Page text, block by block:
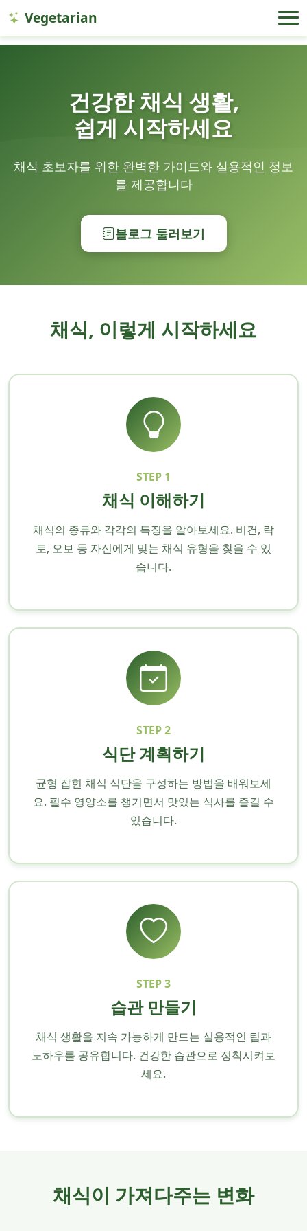
Vegetarian
건강한 채식 생활,
쉽게 시작하세요
채식 초보자를 위한 완벽한 가이드와 실용적인 정보
를 제공합니다
블로그 둘러보기
채식, 이렇게 시작하세요
STEP 1
채식 이해하기
채식의 종류와 각각의 특징을 알아보세요. 비건, 락
토, 오보 등 자신에게 맞는 채식 유형을 찾을 수 있
습니다.
STEP 2
식단 계획하기
균형 잡힌 채식 식단을 구성하는 방법을 배워보세
요. 필수 영양소를 챙기면서 맛있는 식사를 즐길 수
있습니다.
STEP 3
습관 만들기
채식 생활을 지속 가능하게 만드는 실용적인 팁과
노하우를 공유합니다. 건강한 습관으로 정착시켜보
세요.
채식이 가져다주는 변화